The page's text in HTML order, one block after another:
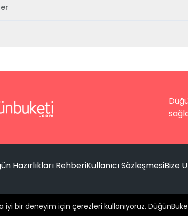
Hazırlıkları RehberiKullanıcı SözleşmesiBize
© 2016
iyi bir deneyim için çerezleri kullanıyoruz.